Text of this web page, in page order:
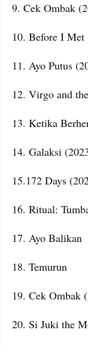
9. Cek Ombak
10. Before I Met
11. Ayo Putus
12. Virgo and
13. Ketika
14. Galaksi
15.172 Days
16. Ritual:
17. Ayo Balikan
18. Temurun
19. Cek Ombak
20. Si Juki the